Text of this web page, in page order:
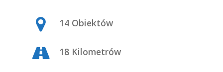
14 Obiektów
18 Kilometrów